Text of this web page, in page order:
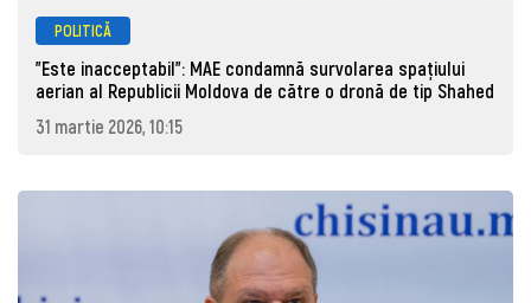
POLITICĂ
"Este inacceptabil": MAE condamnă survolarea spațiului
aerian al Republicii Moldova de către o dronă de tip Shahed
31 martie 2026, 10:15